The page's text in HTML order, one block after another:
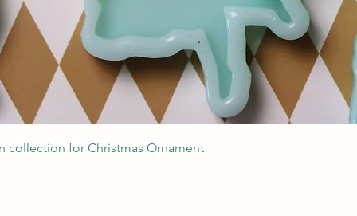
Podgląd
collection for Christmas Ornament